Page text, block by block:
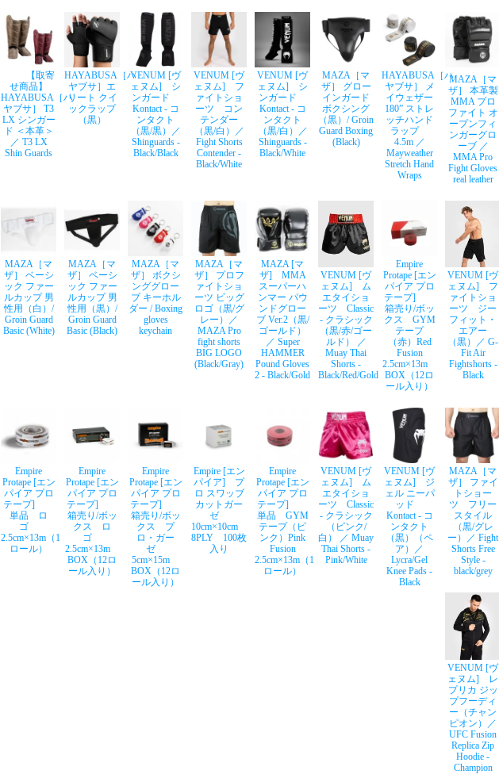
【取寄
せ商品】
HAYABUSA［ハ
ヤブサ］ T3
LX シンガー
ド ＜本革＞
／ T3 LX
Shin Guards
HAYABUSA［ハ
ヤブサ］エ
リート クイ
ックラップ
（黒）
VENUM [ヴ
ェヌム] シ
ンガード
Kontact - コ
ンタクト
（黒/黒）／
Shinguards -
Black/Black
VENUM [ヴ
ェヌム] フ
ァイトショ
ーツ コン
テンダー
（黒/白）／
Fight Shorts
Contender -
Black/White
VENUM [ヴ
ェヌム] シ
ンガード
Kontact - コ
ンタクト
（黒/白）／
Shinguards -
Black/White
MAZA［マ
ザ］ グロー
インガード
ボクシング
（黒）/ Groin
Guard Boxing
(Black)
HAYABUSA［ハ
ヤブサ］ メ
イウェザー
180” ストレ
ッチハンド
ラップ
4.5m ／
Mayweather
Stretch Hand
Wraps
MAZA［マ
ザ］ 本革製
MMA プロ
ファイト オ
ープンフィ
ンガーグロ
ーブ ／
MMA Pro
Fight Gloves
real leather
MAZA［マ
ザ］ ベーシ
ック ファー
ルカップ 男
性用（白）/
Groin Guard
Basic (White)
MAZA［マ
ザ］ ベーシ
ック ファー
ルカップ 男
性用（黒）/
Groin Guard
Basic (Black)
MAZA［マ
ザ］ ボクシ
ンググロー
ブ キーホル
ダー / Boxing
gloves
keychain
MAZA［マ
ザ］ プロフ
ァイトショ
ーツ ビッグ
ロゴ（黒/グ
レー）／
MAZA Pro
fight shorts
BIG LOGO
(Black/Gray)
MAZA [マ
ザ] MMA
スーパーハ
ンマー パウ
ンドグロー
ブ Ver.2（黒/
ゴールド）
／ Super
HAMMER
Pound Gloves
2 - Black/Gold
VENUM [ヴ
ェヌム] ム
エタイショ
ーツ Classic
- クラシック
（黒/赤/ゴー
ルド） ／
Muay Thai
Shorts -
Black/Red/Gold
Empire
Protape [エン
パイア プロ
テープ]
箱売り/ボッ
クス GYM
テープ
（赤）Red
Fusion
2.5cm×13m
BOX（12ロ
ール入り）
VENUM [ヴ
ェヌム] フ
ァイトショ
ーツ ジー
フィット・
エアー
（黒）／ G-
Fit Air
Fightshorts -
Black
Empire
Protape [エン
パイア プロ
テープ]
単品 ロ
ゴ
2.5cm×13m（1
ロール）
Empire
Protape [エン
パイア プロ
テープ]
箱売り/ボッ
クス ロ
ゴ
2.5cm×13m
BOX（12ロ
ール入り）
Empire
Protape [エン
パイア プロ
テープ]
箱売り/ボッ
クス プ
ロ・ガー
ゼ
5cm×15m
BOX（12ロ
ール入り）
Empire [エン
パイア] プ
ロ スワッブ
カットガー
ゼ
10cm×10cm
8PLY 100枚
入り
Empire
Protape [エン
パイア プロ
テープ]
単品 GYM
テープ（ピ
ンク）Pink
Fusion
2.5cm×13m（1
ロール）
VENUM [ヴ
ェヌム] ム
エタイショ
ーツ Classic
- クラシック
（ピンク/
白） ／ Muay
Thai Shorts -
Pink/White
VENUM [ヴ
ェヌム] ジ
ェル ニーパ
ッド
Kontact - コ
ンタクト
（黒）（ペ
ア）／
Lycra/Gel
Knee Pads -
Black
MAZA［マ
ザ］ ファイ
トショー
ツ フリー
スタイル
（黒/グレ
ー）／ Fight
Shorts Free
Style -
black/grey
VENUM [ヴ
ェヌム] レ
プリカ ジッ
プフーディ
ー（チャン
ピオン）／
UFC Fusion
Replica Zip
Hoodie -
Champion